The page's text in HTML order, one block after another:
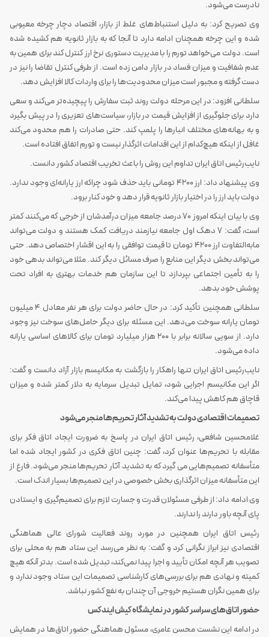
نادرست می‌شود.
وی تصریح کرد: به دلیل استنباط‌های غلط از بازار، اقتصاد دچار چرخه معیوبی
شده و این چرخه همچنان ادامه دارد تا آنجا که به بازار ثانویه هم کشیده شده
است. دولت می‌خواهد تورم را با مدیریت دستوری نرخ ارز کنترل کند برای همین به
عدم شفافیت و میزان فساد در بازار دامن زده است. از طرفی کنترل تقاضا را نیز در
دست گرفته و مجبور است میزان محدودیت‌ها را برای واردات کالا افزایش دهد.
سلطانی افزود: در این مرحله دولت روند ثبت سفارش را پیچیده‌تر می‌کند و سعی
دارد برای جلوگیری از افزایش قیمت در بازار، سیاست‌های تعزیری را در پیش بگیرد
و به بهانه‌های مختلف انبارها را پلمپ کند. حتی صادرات را هم محدود می‌کند
غافل از اینکه هیچ‌کدام از این اقدامات اثرگذار نیست و تورم اتفاق افتاده است.
نایب‌رئیس اتاق ایران تداوم این روش را باعث تخریب اقتصاد کشور دانست.
وی پیشنهاد داد: ارز 4200 تومانی باید حذف شود چراکه ارز یارانه‌ای وجود ندارد.
دولت باید ارز را در اختیار بازار ثانویه قرار دهد و خود کنار برود.
وی با بیان اینکه امروز 70 درصد جامعه میزان درآمدشان از خرجی که می‌کنند کمتر
است، گفت: 7 دهک اول جامعه نیازمند دریافت کمک هستند و دولت می‌تواند
مابه‌التفاوت ارز 4200 تومان تا قیمت توافقی را به این اقشار اختصاص دهد. حتی
می‌تواند بخش دیگر این منابع را صرف مسائل دیگر کند. مثلا می‌تواند بدهی خود
را به تأمین اجتماعی بپردازد تا این سازمان هم خدمات بهتری به افراد تحت
پوشش خود بدهد.
سلطانی همچنین تأکید کرد: در حال حاضر دولت برای هر نفر معادل 4 میلیون
تومان یارانه سوخت می‌دهد. این مسئله برای دیگر حامل‌های سوخت نیز وجود
دارد. از سویی سالانه برابر با 200 هزار میلیارد تومان برای کالاهای اساسی یارانه
داده می‌شود.
نایب‌رئیس اتاق ایران تنها راهکار را بازگشت به مکانیسم بازار آزاد دانست و گفت:
اگر این مکانیسم اجرایی شود، تمایل تبدیل سرمایه به دلار کمتر شده و میزان
قاچاق هم کاهش پیدا می‌کند.
تصمیمات اقتصادی دولت به تشدید آثار تحریم‌ها منجر می‌شود
غلامحسین شافعی، رئیس اتاق ایران در پاسخ به ضرورت ایجاد اتاق فکر برای
مقابله با تحریم‌ها عنوان کرد، گفت: چنین اتاق فکری در کشور ایجاد شده اما
متأسفانه تصمیم‌هایی می گیرد که به تشدید آثار تحریم‌ها منجر می‌شود. فارغ از
این متأسفانه میزان اثرگذاری بخش خصوصی در این تصمیم‌ها بسیار اندک است.
وی ادامه داد: از طرفی مسئولان قدرت و جسارت لازم برای تصمیم‌گیری و ایستادن
پای آنچه باور دارند را ندارند.
رئیس اتاق ایران همچنین در مورد روند فعالیت شورای عالی هماهنگی
اقتصادی نیز ابراز نگرانی کرد و گفت: به نظر می‌رسد این ستاد هم به محلی برای
تصویب هر آنچه امکان تأیید و اجرا پیدا نمی‌کند، تبدیل شده است. بدتر آنکه هیچ
کمیته و نهادی هم برای بررسی‌های کارشناسی تصمیمات این ستاد وجود ندارد و
برای همین نگران هستیم خروجی آن چندان به نفع کشور نباشد.
حضور اتاق‌های سراسر کشور در نمایشگاه کیش ایندکس
در ادامه این نشست محسن عامری، مسئول هماهنگی حضور اتاق‌ها در همایش